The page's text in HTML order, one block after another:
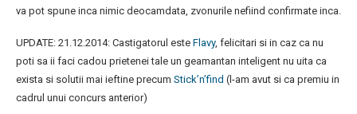
va pot spune inca nimic deocamdata, zvonurile nefiind confirmate inca.
UPDATE: 21.12.2014: Castigatorul este Flavy, felicitari si in caz ca nu
poti sa ii faci cadou prietenei tale un geamantan inteligent nu uita ca
exista si solutii mai ieftine precum Stick’n’find (l-am avut si ca premiu in
cadrul unui concurs anterior)